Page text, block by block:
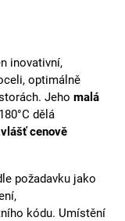
inovativní,
optimálně
Jeho malá
dělá
cenově
požadavku jako
kódu. Umístění